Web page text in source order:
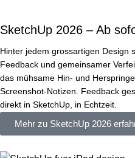
SketchUp 2026 – Ab
Hinter jedem grossartigen Design
Feedback und gemeinsamer
das mühsame Hin- und
Screenshot-Notizen. Feedback
direkt in SketchUp, in Echtzeit.
Mehr zu SketchUp 2026